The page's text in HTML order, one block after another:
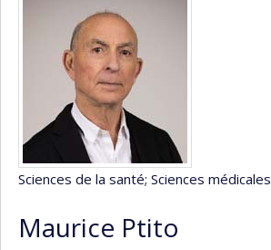
Sciences de la santé; Sciences médicales
Maurice Ptito